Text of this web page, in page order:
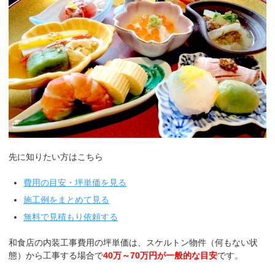
先に知りたい方はこちら
費用の目安・坪単価を見る
施工例をまとめて見る
無料で見積もり依頼する
和食店の内装工事費用の坪単価は、スケルトン物件（何もない状
態）から工事する場合で40万～70万円が一般的な目安です。